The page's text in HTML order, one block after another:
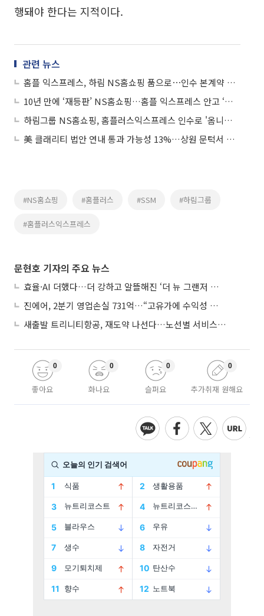
행돼야 한다는 지적이다.
관련 뉴스
홈플 익스프레스, 하림 NS홈쇼핑 품으로⋯인수 본계약 체결
10년 만에 ‘재등판’ NS홈쇼핑…홈플 익스프레스 안고 ‘식품 리테일’ 승부수
하림그룹 NS홈쇼핑, 홈플러스익스프레스 인수로 '옴니채널' 청사진 제시
美 클래리티 법안 연내 통과 가능성 13%…상원 문턱서 제동
#NS홈쇼핑 #홈플러스 #SSM #하림그룹
#홈플러스익스프레스
문현호 기자의 주요 뉴스
효율·AI 더했다…더 강하고 알뜰해진 ‘더 뉴 그랜저 하이브리드’
진에어, 2분기 영업손실 731억…“고유가에 수익성 악화”
새출발 트리니티항공, 재도약 나선다…노선별 서비스 차별화
좋아요
0
화나요
0
슬퍼요
0
추가취재 원해요
0